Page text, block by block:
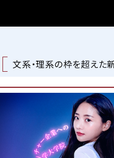
文系・理系の枠を超えた